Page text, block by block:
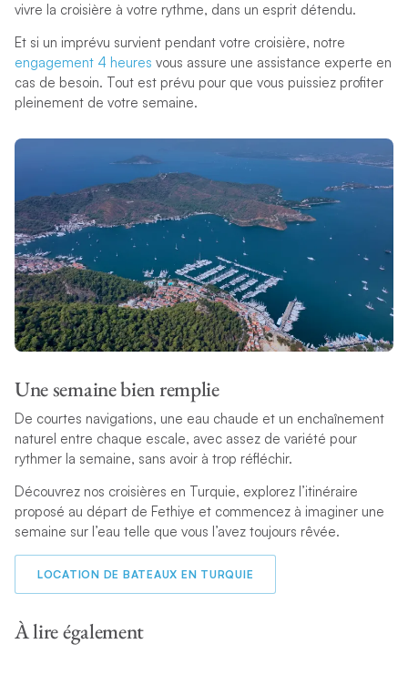
vivre la croisière à votre rythme, dans un esprit détendu.
Et si un imprévu survient pendant votre croisière, notre
engagement 4 heures vous assure une assistance experte en
cas de besoin. Tout est prévu pour que vous puissiez profiter
pleinement de votre semaine.
Une semaine bien remplie
De courtes navigations, une eau chaude et un enchaînement
naturel entre chaque escale, avec assez de variété pour
rythmer la semaine, sans avoir à trop réfléchir.
Découvrez nos croisières en Turquie, explorez l’itinéraire
proposé au départ de Fethiye et commencez à imaginer une
semaine sur l’eau telle que vous l’avez toujours rêvée.
LOCATION DE BATEAUX EN TURQUIE
À lire également